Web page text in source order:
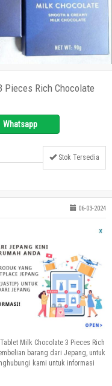
Pieces Rich Chocolate
Whatsapp
Stok Tersedia
06-03-2024
Milk Chocolate 3 Pieces Rich
barang dari Jepang, untuk
kami untuk informasi